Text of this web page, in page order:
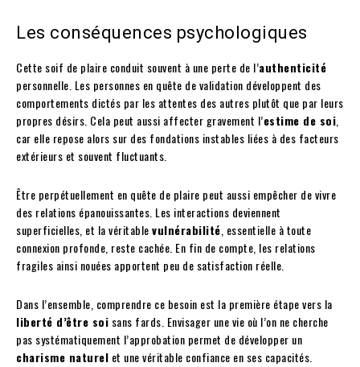
Les conséquences psychologiques
Cette soif de plaire conduit souvent à une perte de l’authenticité
personnelle. Les personnes en quête de validation développent des
comportements dictés par les attentes des autres plutôt que par leurs
propres désirs. Cela peut aussi affecter gravement l’estime de soi,
car elle repose alors sur des fondations instables liées à des facteurs
extérieurs et souvent fluctuants.
Être perpétuellement en quête de plaire peut aussi empêcher de vivre
des relations épanouissantes. Les interactions deviennent
superficielles, et la véritablevulnérabilité, essentielle à toute
connexion profonde, reste cachée. En fin de compte, les relations
fragiles ainsi nouées apportent peu de satisfaction réelle.
Dans l’ensemble, comprendre ce besoin est la première étape vers la
liberté d’être soi sans fards. Envisager une vie où l’on ne cherche
pas systématiquement l’approbation permet de développer un
charisme naturel et une véritable confiance en ses capacités.